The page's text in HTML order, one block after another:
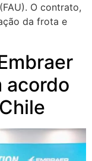
O contrato,
da frota e
acordo